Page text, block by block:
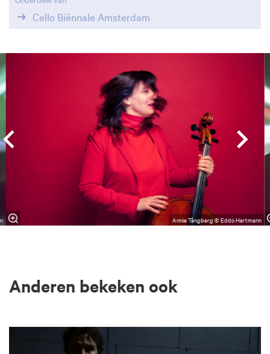
Cello Biënnale Amsterdam
Annie Tångberg © Eddo Hartmann
Anderen bekeken ook